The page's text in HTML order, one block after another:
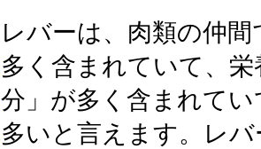
レバーは、肉類の仲
多く含まれていて、
分」が多く含まれて
多いと言えます。レ